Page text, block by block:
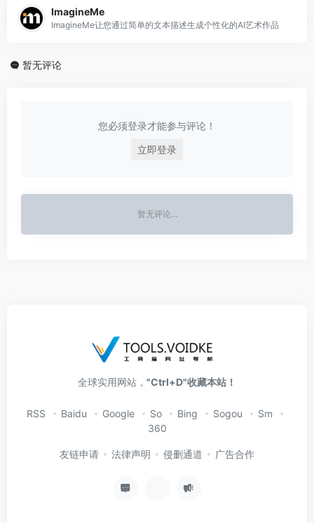
ImagineMe
ImagineMe让您通过简单的文本描述生成个性化的AI艺术作品
暂无评论
您必须登录才能参与评论！
立即登录
暂无评论...
全球实用网站， "Ctrl+D"收藏本站！
RSS Baidu Google So Bing Sogou
Sm
360
友链申请 法律声明 侵删通道 广告合作